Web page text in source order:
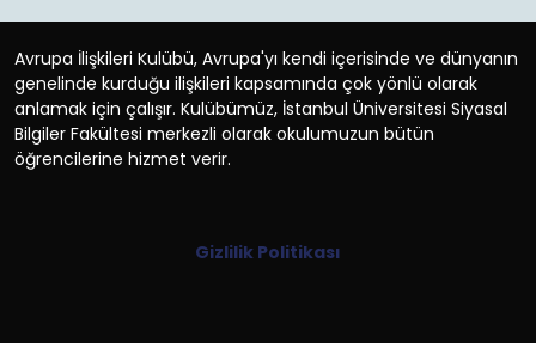
Avrupa İlişkileri Kulübü, Avrupa'yı kendi içerisinde ve dünyanın
genelinde kurduğu ilişkileri kapsamında çok yönlü olarak
anlamak için çalışır. Kulübümüz, İstanbul Üniversitesi Siyasal
Bilgiler Fakültesi merkezli olarak okulumuzun bütün
öğrencilerine hizmet verir.
Gizlilik Politikası